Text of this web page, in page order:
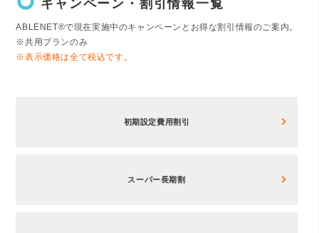
キャンペーン・割引情報一覧
ABLENET®で現在実施中のキャンペーンとお得な割引情報のご案内。
※共用プランのみ
※表示価格は全て税込です。
初期設定費用割引
スーパー長期割